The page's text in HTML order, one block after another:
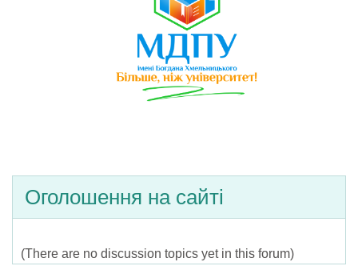
Оголошення на сайті
(There are no discussion topics yet in this forum)